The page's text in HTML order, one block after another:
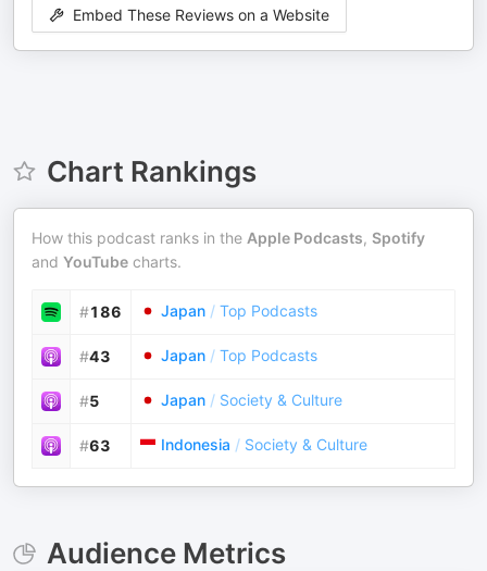
Embed These Reviews on a Website
Chart Rankings
How this podcast ranks in the Apple Podcasts, Spotify
and YouTube charts.
#186 Japan / Top Podcasts
#43 Japan / Top Podcasts
#5 Japan / Society & Culture
#63 Indonesia / Society & Culture
Audience Metrics